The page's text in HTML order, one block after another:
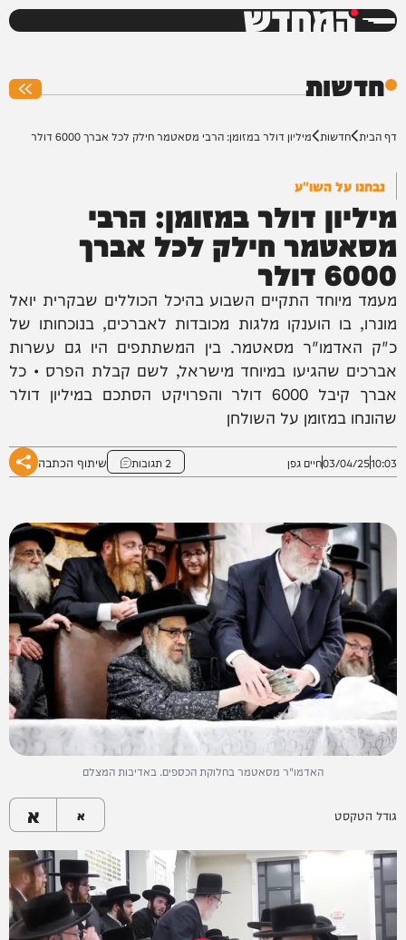
המחדש
חדשות
דף הבית חדשות מיליון דולר במזומן: הרבי מסאטמר חילק לכל אברך 6000 דולר
נבחנו על השו"ע
מיליון דולר במזומן: הרבי
מסאטמר חילק לכל אברך
6000 דולר
מעמד מיוחד התקיים השבוע בהיכל הכוללים שבקרית יואל
מונרו, בו הוענקו מלגות מכובדות לאברכים, בנוכחותו של
כ"ק האדמו"ר מסאטמר. בין המשתתפים היו גם עשרות
אברכים שהגיעו במיוחד מישראל, לשם קבלת הפרס • כל
אברך קיבל 6000 דולר והפרויקט הסתכם במיליון דולר
שהונחו במזומן על השולחן
10:03
03/04/25חיים גפן 2 תגובות שיתוף הכתבה
האדמו"ר מסאטמר בחלוקת הכספים. באדיבות המצלם
גודל הטקסט א א